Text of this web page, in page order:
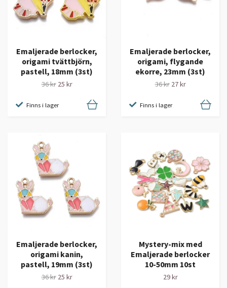
Emaljerade berlocker,
origami tvättbjörn,
pastell, 18mm (3st)
36 kr 25 kr
Finns i lager
Emaljerade berlocker,
origami, flygande
ekorre, 23mm (3st)
36 kr 27 kr
Finns i lager
Emaljerade berlocker,
origami kanin,
pastell, 19mm (3st)
36 kr 25 kr
Mystery-mix med
Emaljerade berlocker
10-50mm 10st
29 kr